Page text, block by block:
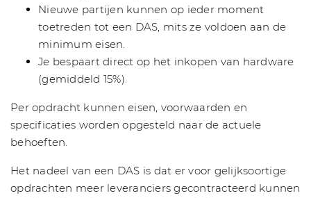
Nieuwe partijen kunnen op ieder moment
toetreden tot een DAS, mits ze voldoen aan de
minimum eisen.
Je bespaart direct op het inkopen van hardware
(gemiddeld 15%).
Per opdracht kunnen eisen, voorwaarden en
specificaties worden opgesteld naar de actuele
behoeften.
Het nadeel van een DAS is dat er voor gelijksoortige
opdrachten meer leveranciers gecontracteerd kunnen